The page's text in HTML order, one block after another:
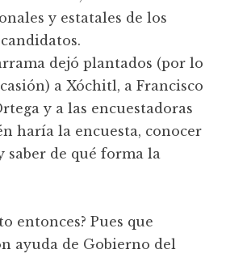
y estatales de los
dejó plantados (por lo
a Xóchitl, a Francisco
y a las encuestadoras
haría la encuesta, conocer
saber de qué forma la
entonces? Pues que
ayuda de Gobierno del